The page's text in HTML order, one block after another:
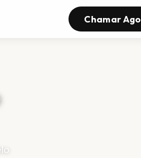
Chamar